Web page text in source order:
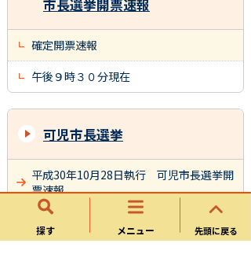
探す メニュー 先頭に戻る
市長選挙開票速報
確定開票速報
午後９時３０分現在
可児市長選挙
平成30年10月28日執行 可児市長選挙開
票速報
票速報